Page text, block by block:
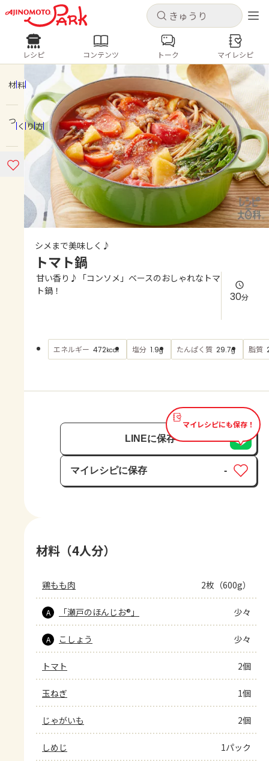
キャンセル
ログインするとレシピを保存できます
ログイン 新規登録
ホーム
コンテンツ
レシピ
トーク
よくあるお問い合わせ
AJINOMOTO PARK とは
キャンセル
レシピ コンテンツ
人気の食材・レシピ
きゅうり なす トマト
とうもろこし
ピーマン
みょうが ゴーヤ
レシピ コンテンツ トーク マイレシピ
材料
つくり方
シメまで美味しく♪
トマト鍋
甘い香り♪「コンソメ」ベースのおしゃれなトマ
ト鍋！
30分
エネルギー 472kcal 塩分 1.9g たんぱく質 29.7g 脂質
マイレシピにも保存！
LINEに保存
マイレシピに保存
保存済み
-
材料（4人分）
鶏もも肉 2枚（600g）
A 「瀬戸のほんじお®」 少々
A こしょう 少々
トマト 2個
玉ねぎ 1個
じゃがいも 2個
しめじ 1パック